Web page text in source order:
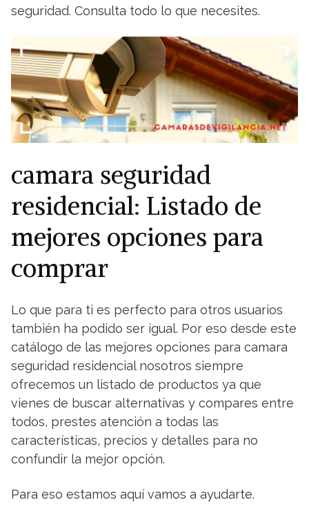
seguridad. Consulta todo lo que necesites.
camara seguridad
residencial: Listado de
mejores opciones para
comprar
Lo que para ti es perfecto para otros usuarios
también ha podido ser igual. Por eso desde este
catálogo de las mejores opciones para camara
seguridad residencial nosotros siempre
ofrecemos un listado de productos ya que
vienes de buscar alternativas y compares entre
todos, prestes atención a todas las
características, precios y detalles para no
confundir la mejor opción.
Para eso estamos aquí vamos a ayudarte.